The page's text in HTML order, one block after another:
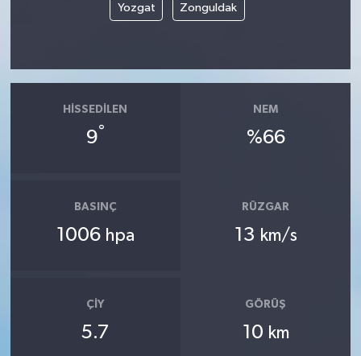
Yozgat Zonguldak
HISSEDILEN
9°
NEM
%66
BASINÇ
1006 hpa
RÜZGAR
13 km/s
ÇIY
5.7
GÖRÜŞ
10 km